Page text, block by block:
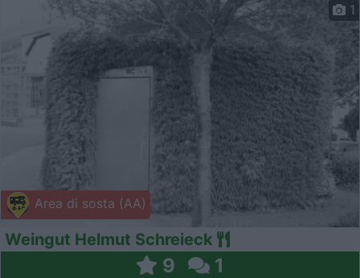
Area di sosta (AA)
1
Weingut Helmut Schreieck
9 1